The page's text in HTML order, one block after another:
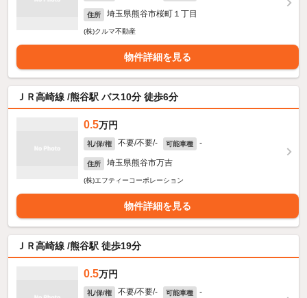
住所 埼玉県熊谷市桜町１丁目
(株)クルマ不動産
物件詳細を見る
ＪＲ高崎線 /熊谷駅 バス10分 徒歩6分
0.5万円
礼/保/権 不要/不要/- 可能車種 -
住所 埼玉県熊谷市万吉
(株)エフティーコーポレーション
物件詳細を見る
ＪＲ高崎線 /熊谷駅 徒歩19分
0.5万円
礼/保/権 不要/不要/- 可能車種 -